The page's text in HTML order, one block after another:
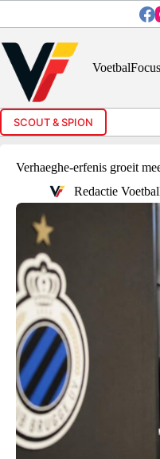
inhoud
VoetbalFocus
SCOUT & SPION
Verhaeghe-erfenis groeit
Redactie